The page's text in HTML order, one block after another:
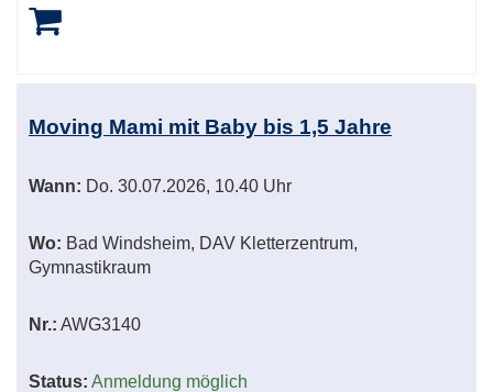
Moving Mami mit Baby bis 1,5 Jahre
Wann: Do. 30.07.2026, 10.40 Uhr
Wo: Bad Windsheim, DAV Kletterzentrum,
Gymnastikraum
Nr.: AWG3140
Status: Anmeldung möglich